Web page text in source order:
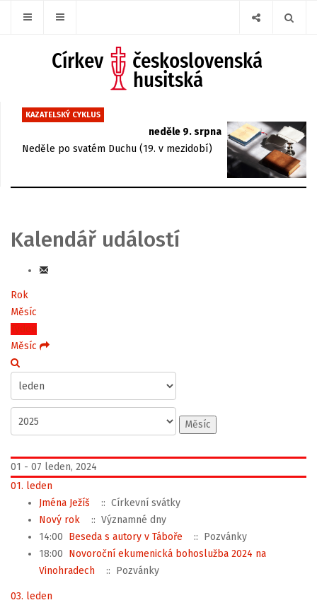
KAZATELSKÝ CYKLUS
neděle 9. srpna
Neděle po svatém Duchu (19. v mezidobí)
Kalendář událostí
Rok
Měsíc
Týden
Měsíc
Měsíc
01 - 07 leden, 2024
01. leden
Jména Ježíš
:: Církevní svátky
Nový rok
:: Významné dny
14:00 Beseda s autory v Táboře
:: Pozvánky
18:00 Novoroční ekumenická bohoslužba 2024 na
Vinohradech
:: Pozvánky
03. leden